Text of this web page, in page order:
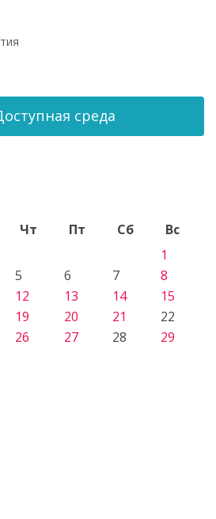
среда
Чт Пт Сб
Вс
1
5 6 7
8
12 13 14
15
19 20 21
22
26 27 28
29